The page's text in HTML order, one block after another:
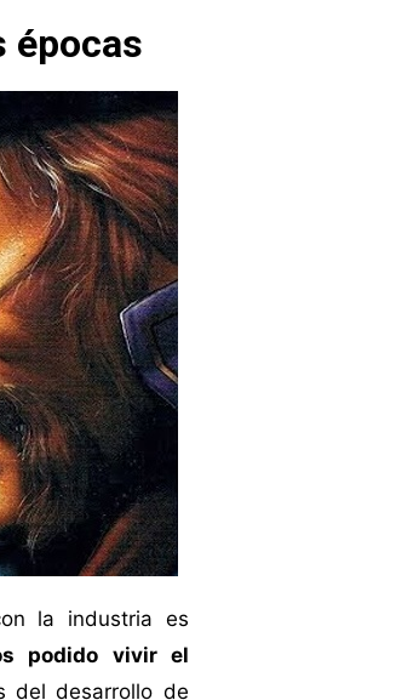
épocas
la industria es
podido vivir el
del desarrollo de